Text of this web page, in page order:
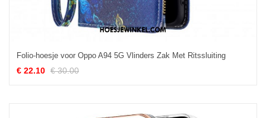
Folio-hoesje voor Oppo A94 5G Vlinders Zak Met Ritssluiting
€ 22.10 € 30.00